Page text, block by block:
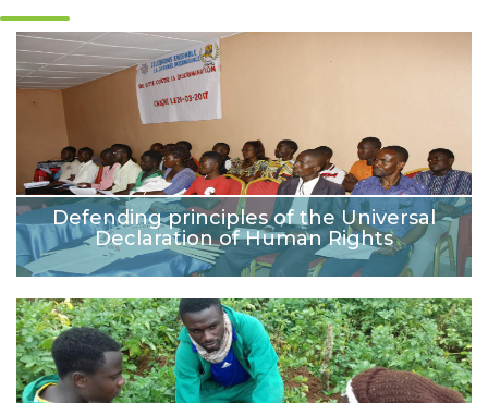
Defending principles of the Universal
Declaration of Human Rights